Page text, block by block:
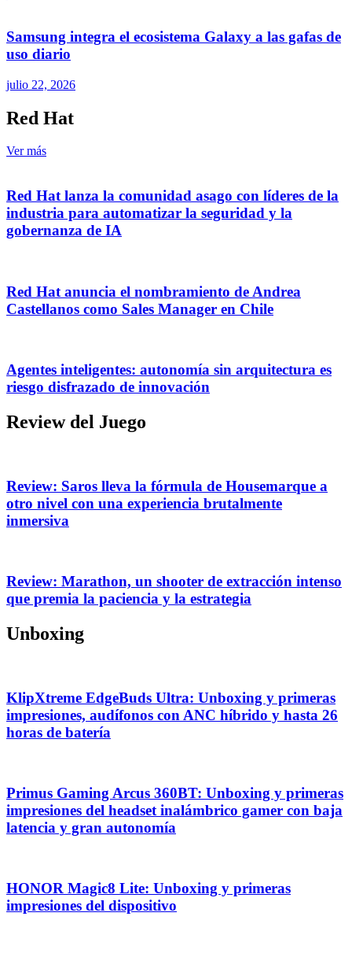
Samsung integra el ecosistema Galaxy a las gafas de
uso diario
julio 22, 2026
Red Hat
Ver más
Red Hat lanza la comunidad asago con líderes de la
industria para automatizar la seguridad y la
gobernanza de IA
Red Hat anuncia el nombramiento de Andrea
Castellanos como Sales Manager en Chile
Agentes inteligentes: autonomía sin arquitectura es
riesgo disfrazado de innovación
Review del Juego
Review: Saros lleva la fórmula de Housemarque a
otro nivel con una experiencia brutalmente
inmersiva
Review: Marathon, un shooter de extracción intenso
que premia la paciencia y la estrategia
Unboxing
KlipXtreme EdgeBuds Ultra: Unboxing y primeras
impresiones, audífonos con ANC híbrido y hasta 26
horas de batería
Primus Gaming Arcus 360BT: Unboxing y primeras
impresiones del headset inalámbrico gamer con baja
latencia y gran autonomía
HONOR Magic8 Lite: Unboxing y primeras
impresiones del dispositivo